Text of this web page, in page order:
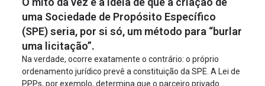
uma Sociedade de Propósito Específico
(SPE) seria, por si só, um método para “burlar
uma licitação”.
Na verdade, ocorre exatamente o contrário: o próprio
ordenamento jurídico prevê a constituição da SPE. A Lei de
PPPs, por exemplo, determina que o parceiro privado